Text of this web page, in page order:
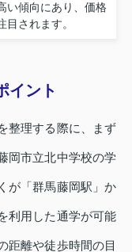
い傾向にあり、価格
目されます。
イント
整理する際に、まず
岡市立北中学校の学
が「群馬藤岡駅」か
利用した通学が可能
距離や徒歩時間の目